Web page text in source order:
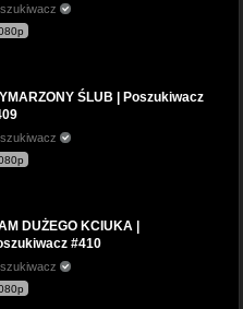
ŚLUB | Poszukiwacz
DUŻEGO KCIUKA |
#410